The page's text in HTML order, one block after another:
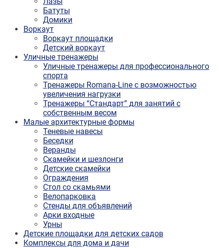
Батуты
Домики
Воркаут
Воркаут площадки
Детский воркаут
Уличные тренажеры
Уличные тренажеры для профессионального
спорта
Тренажеры Romana-Line с возможностью
увеличения нагрузки
Тренажеры “Стандарт” для занятий с
собственным весом
Малые архитектурные формы
Теневые навесы
Беседки
Веранды
Скамейки и шезлонги
Детские скамейки
Ограждения
Стол со скамьями
Велопарковка
Стенды для объявлений
Арки входные
Урны
Детские площадки для детских садов
Комплексы для дома и дачи